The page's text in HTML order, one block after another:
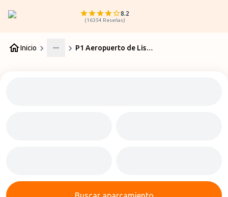
8.2
(16354 Reseñas)
Inicio
More
P1 Aeropuerto de Lisboa